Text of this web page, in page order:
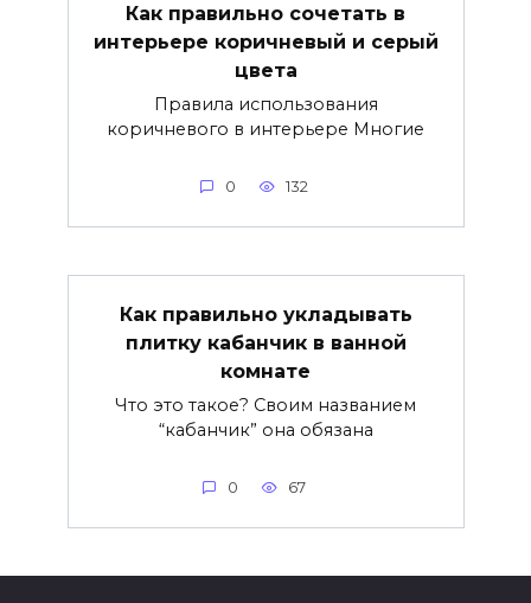
Как правильно сочетать в
интерьере коричневый и серый
цвета
Правила использования
коричневого в интерьере Многие
0 132
Как правильно укладывать
плитку кабанчик в ванной
комнате
Что это такое? Своим названием
“кабанчик” она обязана
0 67